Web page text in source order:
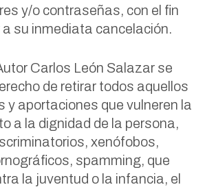
y/o contraseñas, con el fin
a su inmediata cancelación.
Carlos León Salazar se
de retirar todos aquellos
y aportaciones que vulneren la
a la dignidad de la persona,
xenófobos,
spamming, que
la juventud o la infancia, el